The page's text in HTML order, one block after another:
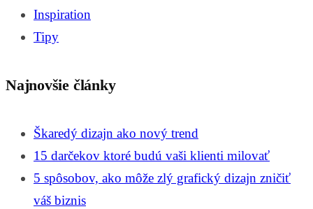
Inspiration
Tipy
Najnovšie články
Škaredý dizajn ako nový trend
15 darčekov ktoré budú vaši klienti milovať
5 spôsobov, ako môže zlý grafický dizajn zničiť
váš biznis